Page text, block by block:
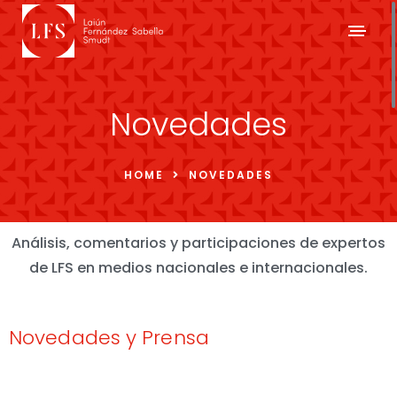
Novedades
HOME NOVEDADES
Análisis, comentarios y participaciones de expertos
de LFS en medios nacionales e internacionales.
Novedades y Prensa